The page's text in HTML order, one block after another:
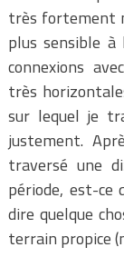
très fortement
plus sensible
connexions
très
sur lequel je
justement.
traversé une
période, est-ce
dire quelque
terrain propice